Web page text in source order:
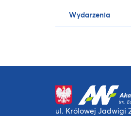
Wydarzenia
ul. Królowej Jadwigi